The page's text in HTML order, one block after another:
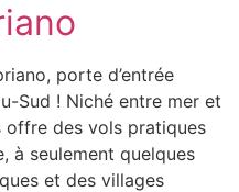
porte d’entrée
Sud ! Niché entre mer et
des vols pratiques
à seulement quelques
et des villages